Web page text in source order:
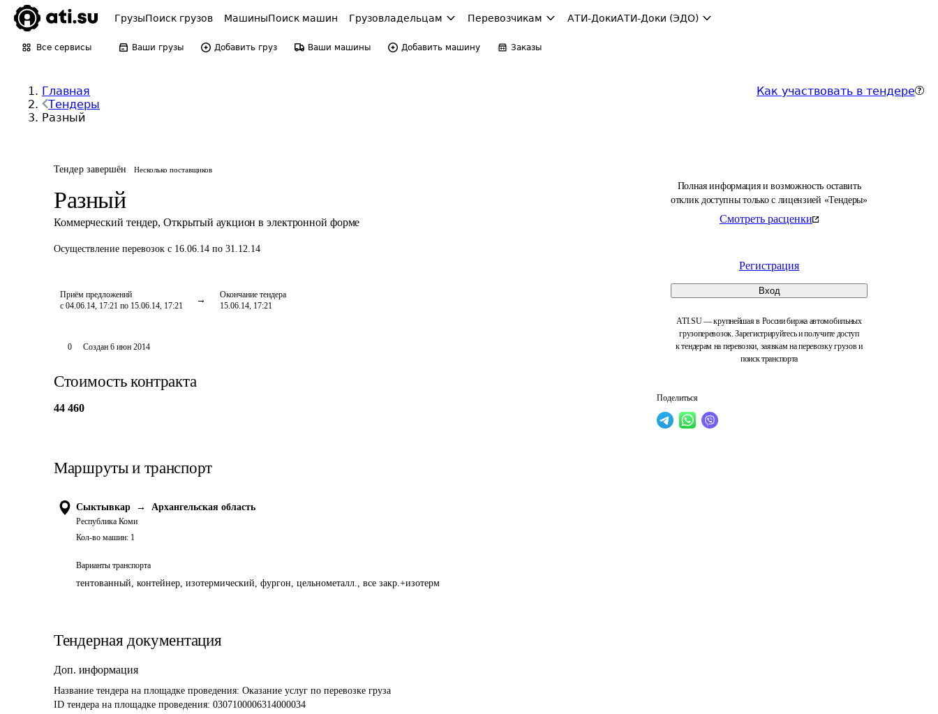
ГрузыПоиск грузов МашиныПоиск машин Грузовладельцам Перевозчикам АТИ-ДокиАТИ-Доки (ЭДО)
Все сервисы Ваши грузы Добавить груз Ваши машины Добавить машину Заказы
Главная
Тендеры
Разный
Как участвовать в тендере
Тендер завершён Несколько поставщиков
Разный
Коммерческий тендер, Открытый аукцион в электронной форме
Осуществление перевозок с 16.06.14 по 31.12.14
Приём предложений
с 04.06.14, 17:21 по 15.06.14, 17:21
Окончание тендера
15.06.14, 17:21
Полная информация и возможность оставить
отклик доступны только с лицензией «Тендеры»
Смотреть расценки
Регистрация
Вход
ATI.SU — крупнейшая в России биржа автомобильных
грузоперевозок. Зарегистрируйтесь и получите доступ
к тендерам на перевозки, заявкам на перевозку грузов и
поиск транспорта
Поделиться
0 Создан 6 июн 2014
Стоимость контракта
44 460
Маршруты и транспорт
Сыктывкар →
Республика Коми
Архангельская область
Кол-во машин: 1
Варианты транспорта
тентованный, контейнер, изотермический, фургон, цельнометалл., все закр.+изотерм
Тендерная документация
Доп. информация
Название тендера на площадке проведения: Оказание услуг по перевозке груза
ID тендера на площадке проведения: 0307100006314000034